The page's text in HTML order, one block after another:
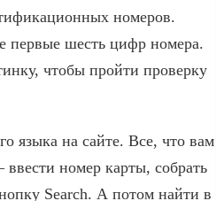
номеров.
первые шесть цифр номера.
чтобы пройти проверку
языка на сайте. Все, что вам
номер карты, собрать
Search. А потом найти в